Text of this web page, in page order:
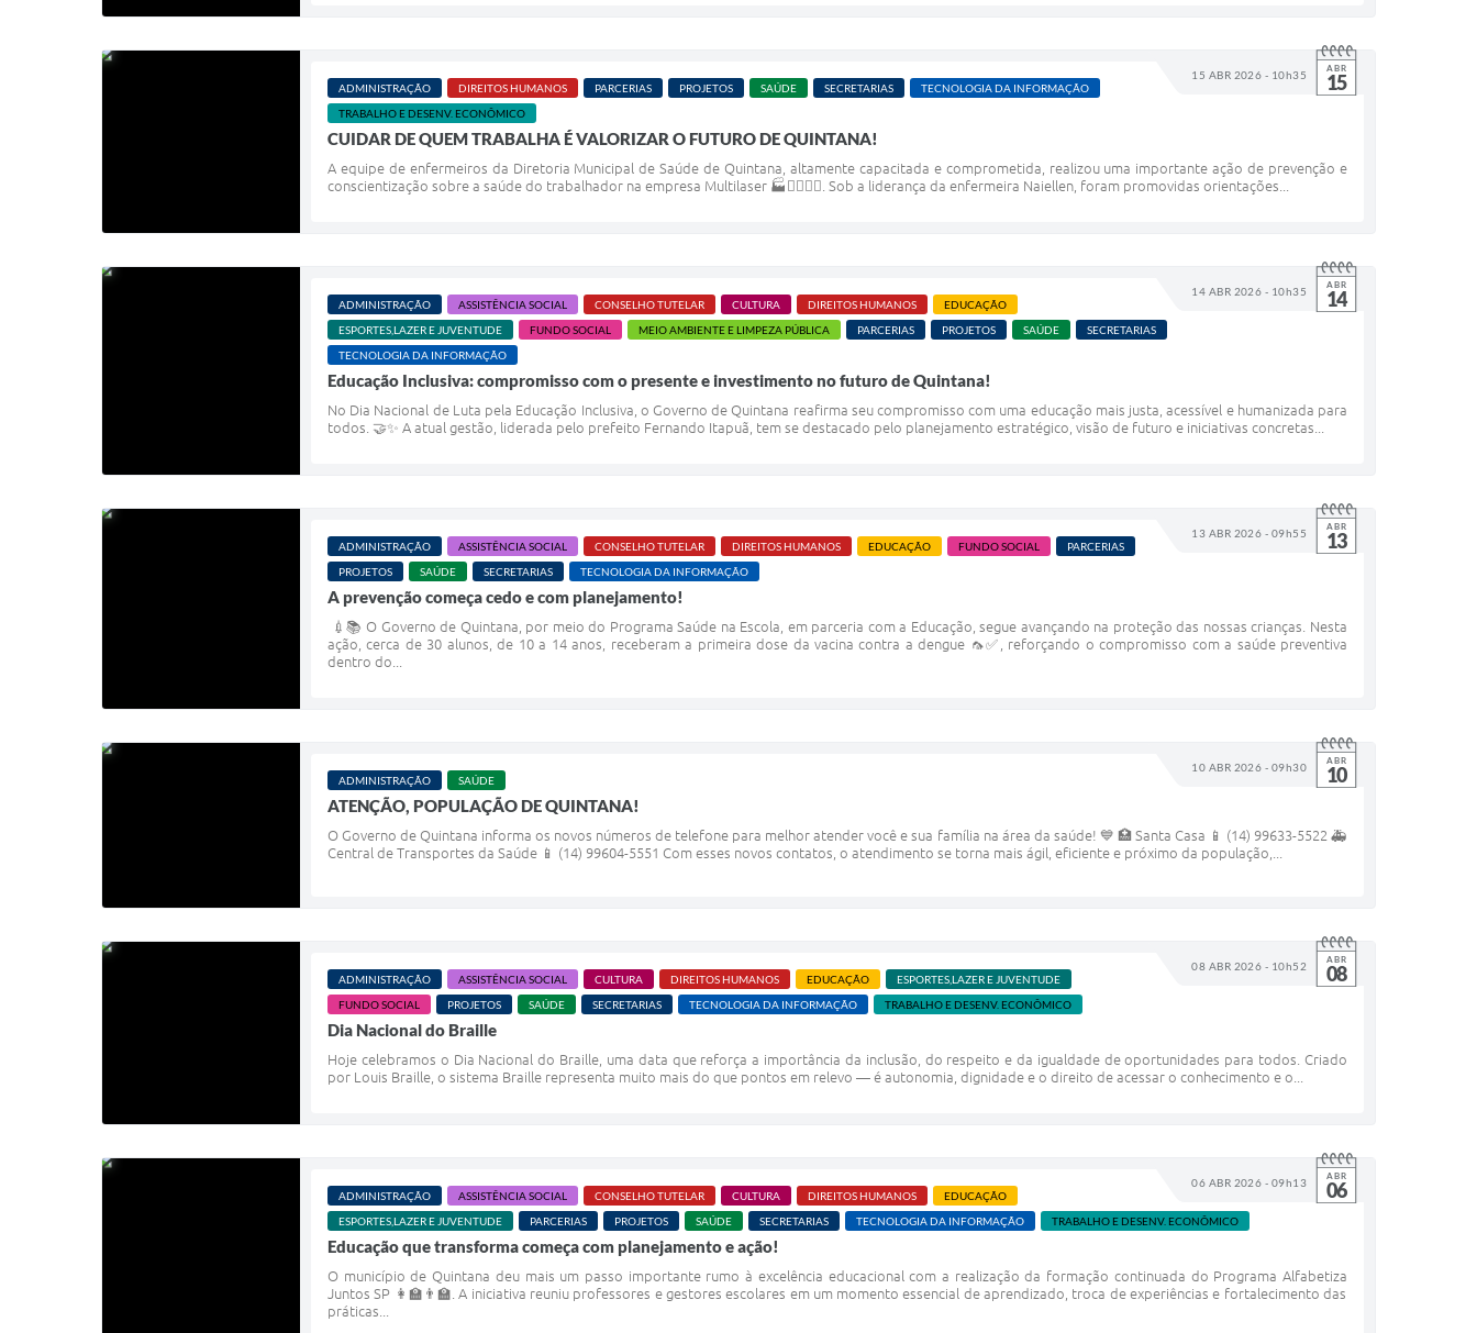
15 ABR 2026 - 10h35 ABR
15
ADMINISTRAÇÃO DIREITOS HUMANOS PARCERIAS PROJETOS SAÚDE SECRETARIAS
TECNOLOGIA DA INFORMAÇÃO
TRABALHO E DESENV. ECONÔMICO
CUIDAR DE QUEM TRABALHA É VALORIZAR O FUTURO DE QUINTANA!
A equipe de enfermeiros da Diretoria Municipal de Saúde de Quintana, altamente capacitada e comprometida, realizou uma importante ação de prevenção e
conscientização sobre a saúde do trabalhador na empresa Multilaser 🏭👩‍⚕️👨‍⚕️. Sob a liderança da enfermeira Naiellen, foram promovidas orientações...
14 ABR 2026 - 10h35 ABR
14
ADMINISTRAÇÃO ASSISTÊNCIA SOCIAL CONSELHO TUTELAR CULTURA DIREITOS HUMANOS
EDUCAÇÃO
ESPORTES,LAZER E JUVENTUDE
FUNDO SOCIAL MEIO AMBIENTE E LIMPEZA PÚBLICA PARCERIAS PROJETOS SAÚDE
SECRETARIAS
TECNOLOGIA DA INFORMAÇÃO
Educação Inclusiva: compromisso com o presente e investimento no futuro de Quintana!
No Dia Nacional de Luta pela Educação Inclusiva, o Governo de Quintana reafirma seu compromisso com uma educação mais justa, acessível e humanizada para
todos. 🤝✨ A atual gestão, liderada pelo prefeito Fernando Itapuã, tem se destacado pelo planejamento estratégico, visão de futuro e iniciativas concretas...
13 ABR 2026 - 09h55 ABR
13
ADMINISTRAÇÃO ASSISTÊNCIA SOCIAL CONSELHO TUTELAR DIREITOS HUMANOS EDUCAÇÃO FUNDO SOCIAL
PARCERIAS
PROJETOS
SAÚDE SECRETARIAS TECNOLOGIA DA INFORMAÇÃO
A prevenção começa cedo e com planejamento!
💉📚 O Governo de Quintana, por meio do Programa Saúde na Escola, em parceria com a Educação, segue avançando na proteção das nossas crianças. Nesta
ação, cerca de 30 alunos, de 10 a 14 anos, receberam a primeira dose da vacina contra a dengue 🦟✅, reforçando o compromisso com a saúde preventiva
dentro do...
10 ABR 2026 - 09h30 ABR
10
ADMINISTRAÇÃO SAÚDE
ATENÇÃO, POPULAÇÃO DE QUINTANA!
O Governo de Quintana informa os novos números de telefone para melhor atender você e sua família na área da saúde! 💙 🏥 Santa Casa 📱 (14) 99633-5522 🚑
Central de Transportes da Saúde 📱 (14) 99604-5551 Com esses novos contatos, o atendimento se torna mais ágil, eficiente e próximo da população,...
08 ABR 2026 - 10h52 ABR
08
ADMINISTRAÇÃO ASSISTÊNCIA SOCIAL CULTURA DIREITOS HUMANOS EDUCAÇÃO
ESPORTES,LAZER E JUVENTUDE
FUNDO SOCIAL
PROJETOS SAÚDE SECRETARIAS TECNOLOGIA DA INFORMAÇÃO TRABALHO E DESENV. ECONÔMICO
Dia Nacional do Braille
Hoje celebramos o Dia Nacional do Braille, uma data que reforça a importância da inclusão, do respeito e da igualdade de oportunidades para todos. Criado
por Louis Braille, o sistema Braille representa muito mais do que pontos em relevo — é autonomia, dignidade e o direito de acessar o conhecimento e o...
06 ABR 2026 - 09h13 ABR
06
ADMINISTRAÇÃO ASSISTÊNCIA SOCIAL CONSELHO TUTELAR CULTURA DIREITOS HUMANOS
EDUCAÇÃO
ESPORTES,LAZER E JUVENTUDE
PARCERIAS PROJETOS SAÚDE SECRETARIAS TECNOLOGIA DA INFORMAÇÃO TRABALHO E DESENV. ECONÔMICO
Educação que transforma começa com planejamento e ação!
O município de Quintana deu mais um passo importante rumo à excelência educacional com a realização da formação continuada do Programa Alfabetiza
Juntos SP 👩‍🏫👨‍🏫. A iniciativa reuniu professores e gestores escolares em um momento essencial de aprendizado, troca de experiências e fortalecimento das
práticas...